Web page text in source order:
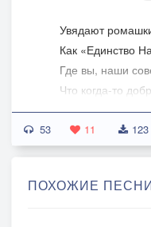
Увядают
Как «Единство
Где вы, наши
Что когда-то
Под Америку,
В Рашке
Ядовитая, злая,
53 11 123
ПОХОЖИЕ